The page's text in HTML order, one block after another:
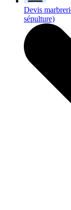
Devis
sépulture)